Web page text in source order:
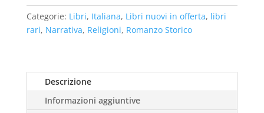
evangelio
(1991
-
rigida)
quantità
Categorie: Libri, Italiana, Libri nuovi in offerta, libri
rari, Narrativa, Religioni, Romanzo Storico
Descrizione
Informazioni aggiuntive